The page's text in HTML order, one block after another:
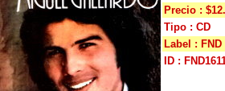
Precio :
Tipo : CD
Label : FND
ID :